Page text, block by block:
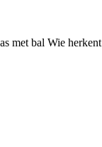
met bal Wie